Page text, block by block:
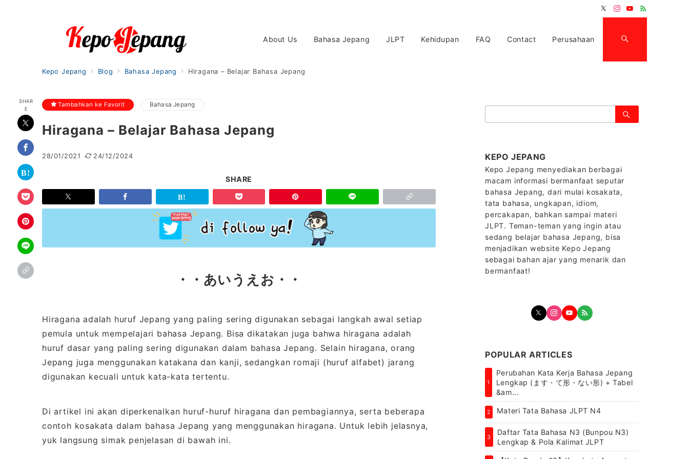
About Us Bahasa Jepang JLPT Kehidupan FAQ Contact Perusahaan
Kepo Jepang Blog Bahasa Jepang Hiragana – Belajar Bahasa Jepang
SHAR
E
Tambahkan ke Favorit Bahasa Jepang
Hiragana – Belajar Bahasa Jepang
28/01/2021 24/12/2024
SHARE
・・ あいうえお・・
Hiragana adalah huruf Jepang yang paling sering digunakan sebagai langkah awal setiap
pemula untuk mempelajari bahasa Jepang. Bisa dikatakan juga bahwa hiragana adalah
huruf dasar yang paling sering digunakan dalam bahasa Jepang. Selain hiragana, orang
Jepang juga menggunakan katakana dan kanji, sedangkan romaji (huruf alfabet) jarang
digunakan kecuali untuk kata-kata tertentu.
Di artikel ini akan diperkenalkan huruf-huruf hiragana dan pembagiannya, serta beberapa
contoh kosakata dalam bahasa Jepang yang menggunakan hiragana. Untuk lebih jelasnya,
yuk langsung simak penjelasan di bawah ini.
索：
KEPO JEPANG
Kepo Jepang menyediakan berbagai
macam informasi bermanfaat seputar
bahasa Jepang, dari mulai kosakata,
tata bahasa, ungkapan, idiom,
percakapan, bahkan sampai materi
JLPT. Teman-teman yang ingin atau
sedang belajar bahasa Jepang, bisa
menjadikan website Kepo Jepang
sebagai bahan ajar yang menarik dan
bermanfaat!
POPULAR ARTICLES
1
Perubahan Kata Kerja Bahasa Jepang
Lengkap (ます・て形・ない形) + Tabel
&am...
2 Materi Tata Bahasa JLPT N4
3
Daftar Tata Bahasa N3 (Bunpou N3)
Lengkap & Pola Kalimat JLPT